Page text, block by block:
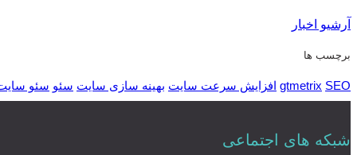
آرشیو اخبار
برچسب ها
gtmetrix SEO افزایش سرعت سایت بهینه سازی سایت سئو سئو
شبکه های اجتماعی